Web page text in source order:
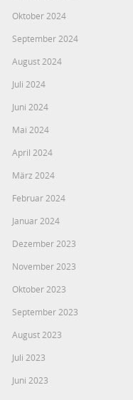
Oktober 2024
September 2024
August 2024
Juli 2024
Juni 2024
Mai 2024
April 2024
März 2024
Februar 2024
Januar 2024
Dezember 2023
November 2023
Oktober 2023
September 2023
August 2023
Juli 2023
Juni 2023